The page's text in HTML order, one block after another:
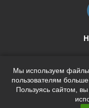
Мы используем файлы
пользователям
Пользуясь сайтом,